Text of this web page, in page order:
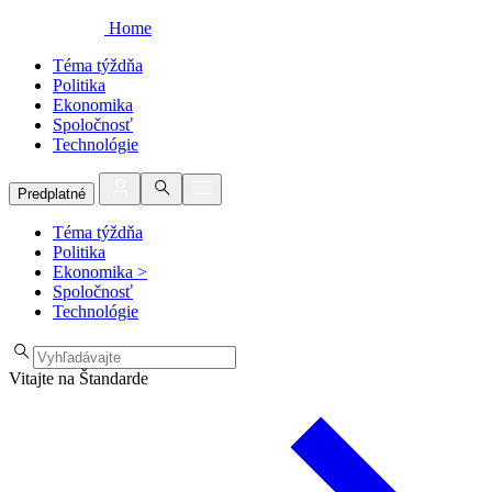
Home
Téma týždňa
Politika
Ekonomika
Spoločnosť
Technológie
Predplatné
Téma týždňa
Politika
Ekonomika >
Spoločnosť
Technológie
Vitajte na Štandarde